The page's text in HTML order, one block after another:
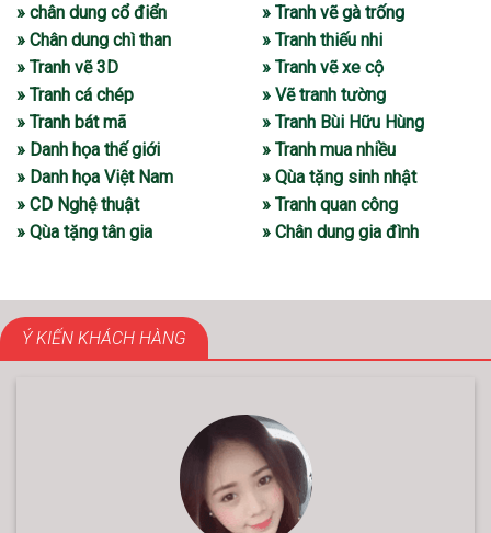
» chân dung cổ điển
» Chân dung chì than
» Tranh vẽ 3D
» Tranh cá chép
» Tranh bát mã
» Danh họa thế giới
» Danh họa Việt Nam
» CD Nghệ thuật
» Qùa tặng tân gia
» Tranh vẽ gà trống
» Tranh thiếu nhi
» Tranh vẽ xe cộ
» Vẽ tranh tường
» Tranh Bùi Hữu Hùng
» Tranh mua nhiều
» Qùa tặng sinh nhật
» Tranh quan công
» Chân dung gia đình
Ý KIẾN KHÁCH HÀNG